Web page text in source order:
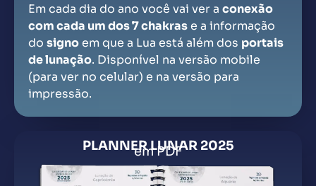
Em cada dia do ano você vai ver a conexão
com cada um dos 7 chakrase a informação
do signoem que a Lua está além dos portais
de lunação. Disponível na versão mobile
(para ver no celular) e na versão para
impressão.
PLANNER LUNAR 2025
em PDF